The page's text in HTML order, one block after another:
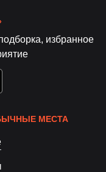
избранное
МЕСТА